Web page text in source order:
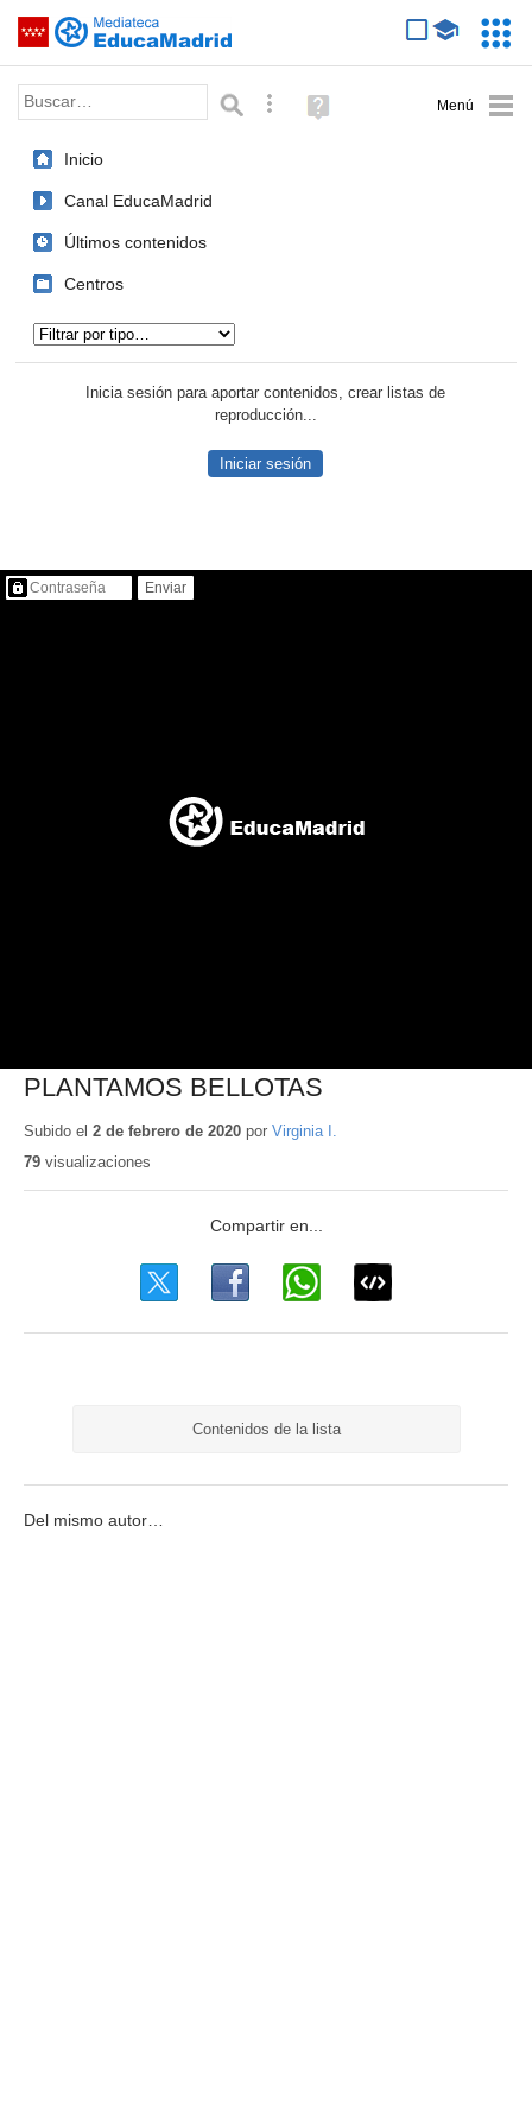
Saltar navegación
Palabra o frase: Búsqueda avanzada
Ayuda
(en
Inicio
Canal EducaMadrid
Últimos contenidos
Centros
Inicia sesión para aportar contenidos, crear listas de
reproducción...
Iniciar sesión
Contenido protegido…
PLANTAMOS BELLOTAS
Subido el 2 de febrero de 2020 por Virginia I.
79 visualizaciones
Contenidos de la lista
Del mismo autor…